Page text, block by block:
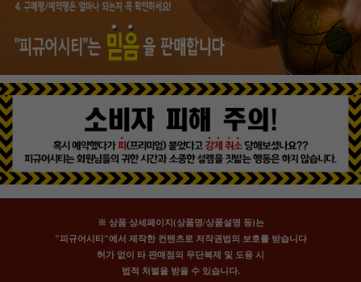
※ 상품 상세페이지(상품명/상품설명 등)는
"피규어시티"에서 제작한 컨텐츠로 저작권법의 보호를 받습니다
허가 없이 타 판매점의 무단복제 및 도용 시
법적 처벌을 받을 수 있습니다.